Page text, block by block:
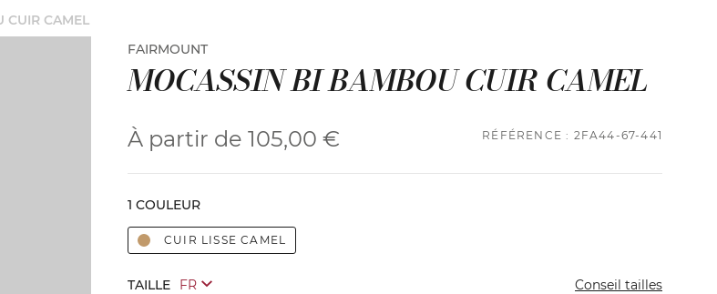
CUIR CAMEL
FAIRMOUNT
MOCASSIN BI BAMBOU CUIR CAMEL
À partir de 105,00 € RÉFÉRENCE : 2FA44-67-441
1 COULEUR
CUIR LISSE CAMEL
TAILLE Conseil tailles